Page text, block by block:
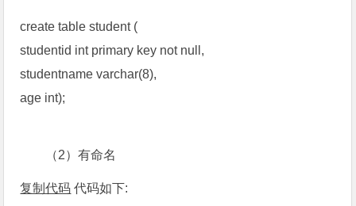
create table student (
studentid int primary key not null,
studentname varchar(8),
age int);
（2）有命名
复制代码 代码如下: